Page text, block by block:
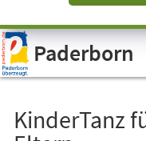
Visuelle
Assistenzsoftware
öffnen.Paderborn
KinderTanz